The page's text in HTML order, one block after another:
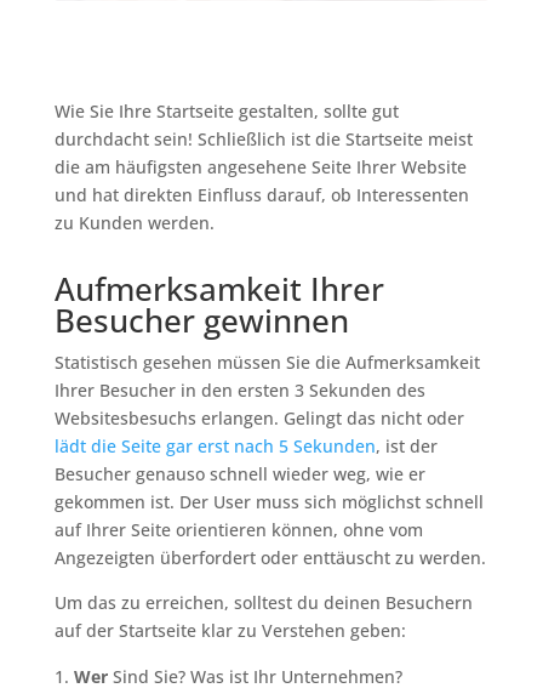
Wie Sie Ihre Startseite gestalten, sollte gut
durchdacht sein! Schließlich ist die Startseite meist
die am häufigsten angesehene Seite Ihrer Website
und hat direkten Einfluss darauf, ob Interessenten
zu Kunden werden.
Aufmerksamkeit Ihrer
Besucher gewinnen
Statistisch gesehen müssen Sie die Aufmerksamkeit
Ihrer Besucher in den ersten 3 Sekunden des
Websitesbesuchs erlangen. Gelingt das nicht oder
lädt die Seite gar erst nach 5 Sekunden, ist der
Besucher genauso schnell wieder weg, wie er
gekommen ist. Der User muss sich möglichst schnell
auf Ihrer Seite orientieren können, ohne vom
Angezeigten überfordert oder enttäuscht zu werden.
Um das zu erreichen, solltest du deinen Besuchern
auf der Startseite klar zu Verstehen geben:
WerSind Sie? Was ist Ihr Unternehmen?